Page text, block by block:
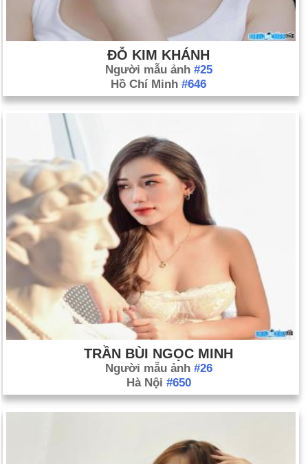
ĐỖ KIM KHÁNH
Người mẫu ảnh #25
Hồ Chí Minh #646
TRẦN BÙI NGỌC MINH
Người mẫu ảnh #26
Hà Nội #650